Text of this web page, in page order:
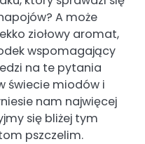
A może
ziołowy aromat,
wspomagający
na te pytania
świecie miodów i
nam najwięcej
się bliżej tym
pszczelim.